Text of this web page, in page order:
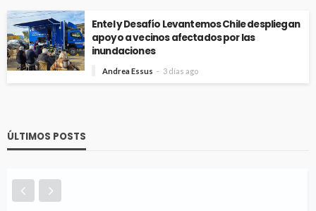
Entel y Desafío Levantemos Chile despliegan
apoyo a vecinos afectados por las
inundaciones
Andrea Essus 3 días ago
ÚLTIMOS POSTS